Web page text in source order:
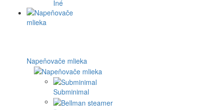
Iné
Napeňovače mlieka
Subminimal